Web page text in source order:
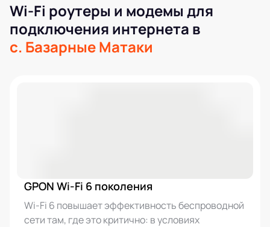
Wi-Fi роутеры и модемы для
подключения интернета в
с. Базарные Матаки
GPON Wi-Fi 6 поколения
Wi-Fi 6 повышает эффективность беспроводной
сети там, где это критично: в условиях